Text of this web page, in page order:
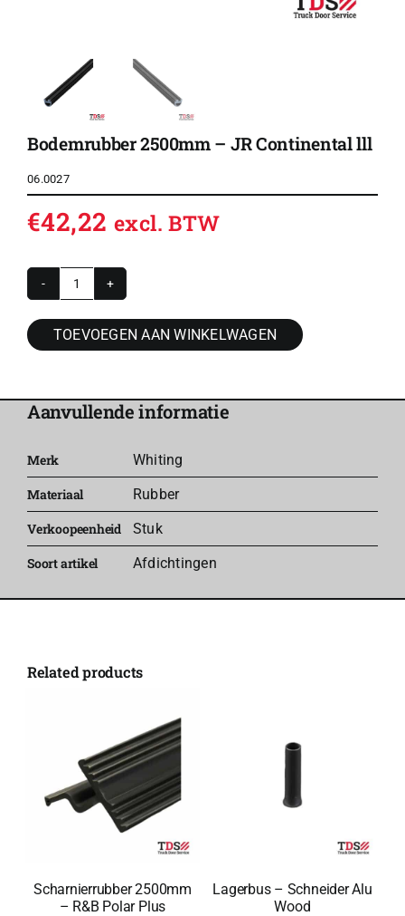
Bodemrubber 2500mm – JR Continental lll
06.0027
€42,22 excl. BTW
Bodemrubber
2500mm
-
Continental
TOEVOEGEN AAN WINKELWAGEN
Aanvullende informatie
Merk
Whiting
Materiaal
Rubber
Verkoopeenheid
Stuk
Soort artikel
Afdichtingen
Related products
Scharnierrubber 2500mm
– R&B Polar Plus
Lagerbus – Schneider Alu
Wood